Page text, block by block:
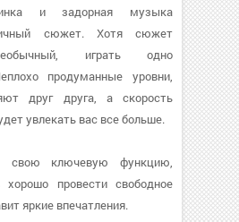
и задорная музыка
сюжет. Хотя сюжет
играть одно
продуманные уровни,
друг друга, а скорость
увлекать вас все больше.
свою ключевую функцию,
провести свободное
яркие впечатления.